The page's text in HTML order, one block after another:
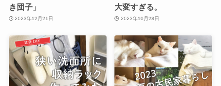
き団子」
2023年12月21日
大変すぎる。
2023年10月28日